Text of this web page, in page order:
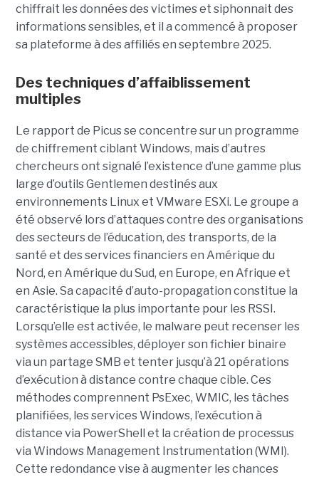
chiffrait les données des victimes et siphonnait des
informations sensibles, et il a commencé à proposer
sa plateforme à des affiliés en septembre 2025.
Des techniques d’affaiblissement
multiples
Le rapport de Picus se concentre sur un programme
de chiffrement ciblant Windows, mais d’autres
chercheurs ont signalé l’existence d’une gamme plus
large d’outils Gentlemen destinés aux
environnements Linux et VMware ESXi. Le groupe a
été observé lors d’attaques contre des organisations
des secteurs de l’éducation, des transports, de la
santé et des services financiers en Amérique du
Nord, en Amérique du Sud, en Europe, en Afrique et
en Asie. Sa capacité d’auto-propagation constitue la
caractéristique la plus importante pour les RSSI.
Lorsqu’elle est activée, le malware peut recenser les
systèmes accessibles, déployer son fichier binaire
via un partage SMB et tenter jusqu’à 21 opérations
d’exécution à distance contre chaque cible. Ces
méthodes comprennent PsExec, WMIC, les tâches
planifiées, les services Windows, l’exécution à
distance via PowerShell et la création de processus
via Windows Management Instrumentation (WMI).
Cette redondance vise à augmenter les chances